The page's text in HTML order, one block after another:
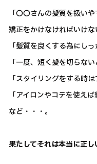
「〇〇さんの髪質を扱い
矯正をかけなければいけな
「髪質を良くする為にし
「一度、短く髪を切らな
「スタイリングをする時
「アイロンやコテを使え
など・・・。
果たしてそれは本当に正